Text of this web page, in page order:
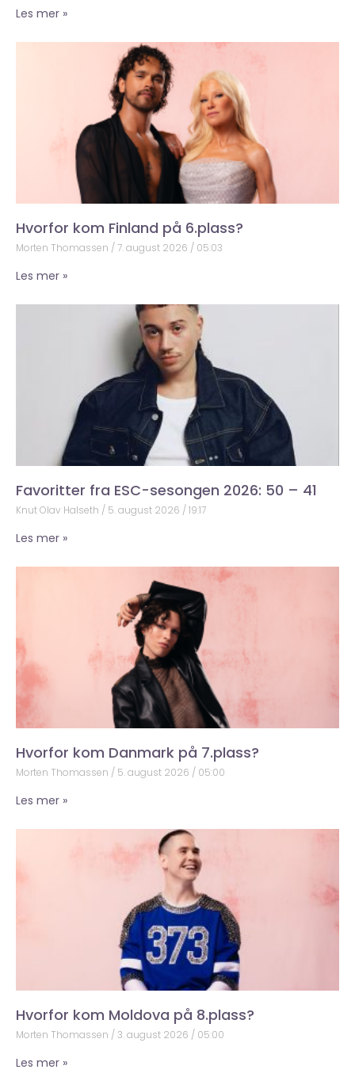
Les mer »
Hvorfor kom Finland på 6.plass?
Morten Thomassen 7. august 2026 05:03
Les mer »
Favoritter fra ESC-sesongen 2026: 50 – 41
Knut Olav Halseth 5. august 2026 19:17
Les mer »
Hvorfor kom Danmark på 7.plass?
Morten Thomassen 5. august 2026 05:00
Les mer »
Hvorfor kom Moldova på 8.plass?
Morten Thomassen 3. august 2026 05:00
Les mer »